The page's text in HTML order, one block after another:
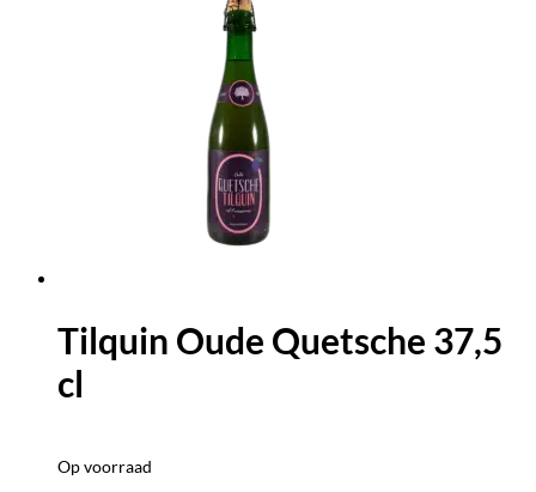
Tilquin Oude Quetsche 37,5
cl
Op voorraad